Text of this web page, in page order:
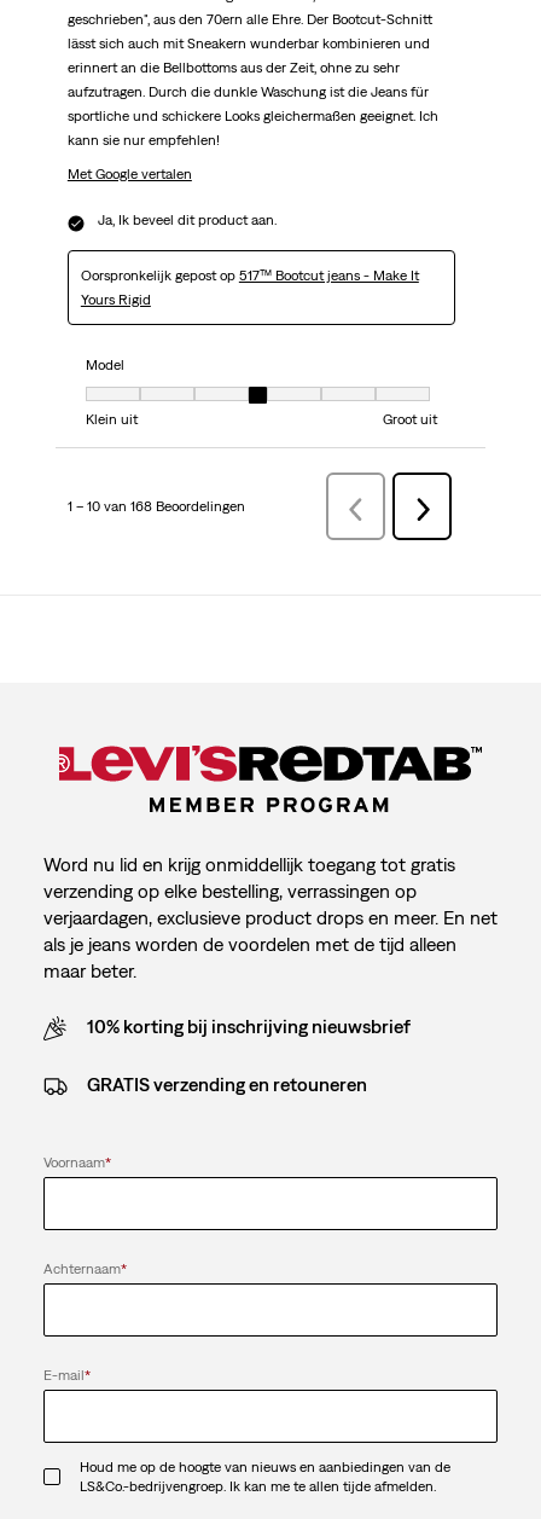
geschrieben", aus den 70ern alle Ehre. Der Bootcut-Schnitt
lässt sich auch mit Sneakern wunderbar kombinieren und
erinnert an die Bellbottoms aus der Zeit, ohne zu sehr
aufzutragen. Durch die dunkle Waschung ist die Jeans für
sportliche und schickere Looks gleichermaßen geeignet. Ich
kann sie nur empfehlen!
Met Google vertalen
Ja, Ik beveel dit product aan.
Oorspronkelijk gepost op 517™ Bootcut jeans - Make It
Yours Rigid
Model
Klein uit
Groot uit
1 – 10 van 168 Beoordelingen VorigeBeoordelingen
Volgende
Beoordelingen
Word nu lid en krijg onmiddellijk toegang tot gratis
verzending op elke bestelling, verrassingen op
verjaardagen, exclusieve product drops en meer. En net
als je jeans worden de voordelen met de tijd alleen
maar beter.
10% korting bij inschrijving nieuwsbrief
GRATIS verzending en retouneren
Voornaam*
Achternaam*
E-mail*
Houd me op de hoogte van nieuws en aanbiedingen van de
LS&Co.-bedrijvengroep. Ik kan me te allen tijde afmelden.